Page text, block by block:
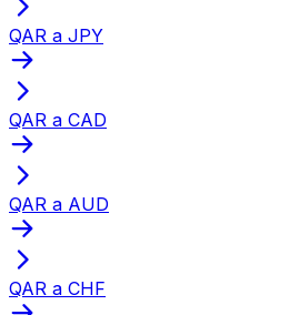
QAR a JPY
QAR a CAD
QAR a AUD
QAR a CHF